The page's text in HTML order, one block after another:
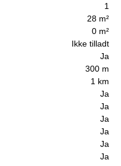
1
28 m²
0 m²
Ikke tilladt
Ja
300 m
1 km
Ja
Ja
Ja
Ja
Ja
Ja